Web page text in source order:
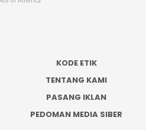
KODE ETIK
TENTANG KAMI
PASANG IKLAN
PEDOMAN MEDIA SIBER